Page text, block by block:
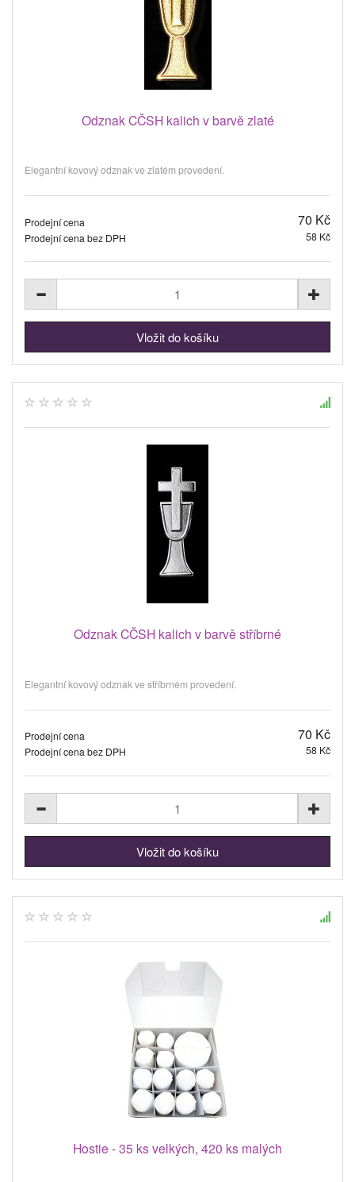
Odznak CČSH kalich v barvě zlaté
Elegantní kovový odznak ve zlatém provedení.
Prodejní cena 70 Kč
Prodejní cena bez DPH 58 Kč
Odznak CČSH kalich v barvě stříbrné
Elegantní kovový odznak ve stříbrném provedení.
Prodejní cena 70 Kč
Prodejní cena bez DPH 58 Kč
Hostie - 35 ks velkých, 420 ks malých